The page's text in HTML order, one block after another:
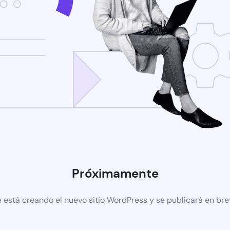
Próximamente
está creando el nuevo sitio WordPress y se publicará en